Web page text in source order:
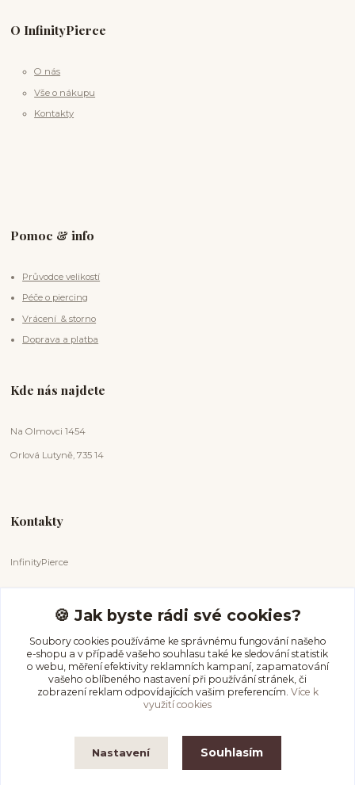
O InfinityPierce
O nás
Vše o nákupu
Kontakty
Pomoc & info
Průvodce velikostí
Péče o piercing
Vrácení & storno
Doprava a platba
Kde nás najdete
Na Olmovci 1454
Orlová Lutyně, 735 14
Kontakty
InfinityPierce
+420 731 681 038
(Po-Ne, 9-18 hod.)
info@infinitypierce.cz
🍪 Jak byste rádi své cookies?
Soubory cookies používáme ke správnému fungování našeho
e-shopu a v případě vašeho souhlasu také ke sledování statistik
o webu, měření efektivity reklamních kampaní, zapamatování
vašeho oblíbeného nastavení při používání stránek, či
zobrazení reklam odpovídajících vašim preferencím. Více k
využití cookies
Nastavení Souhlasím